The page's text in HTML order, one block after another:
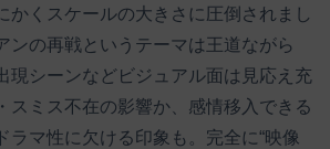
かくスケールの大きさに圧倒されまし
ンの再戦というテーマは王道ながら
現シーンなどビジュアル面は見応え充
スミス不在の影響か、感情移入できる
ラマ性に欠ける印象も。完全に“映像